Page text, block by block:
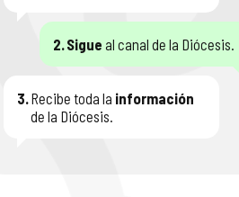
2. Sigue al canal de la Diócesis.
3. Recibe toda la información
de la Diócesis.